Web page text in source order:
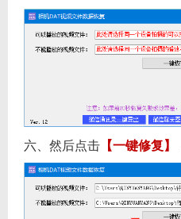
六、然后点击 【一键修复】